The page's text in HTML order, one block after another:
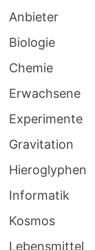
Anbieter
Biologie
Chemie
Erwachsene
Experimente
Gravitation
Hieroglyphen
Informatik
Kosmos
Lebensmittel